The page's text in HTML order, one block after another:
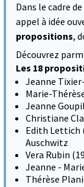
Dans le cadre
appel à idée
propositions,
Découvrez
Les 18
Jeanne
Marie-
Jeanne
Christiane
Edith Lettich
Auschwitz
Vera Rubin
Jeanne -
Thérèse